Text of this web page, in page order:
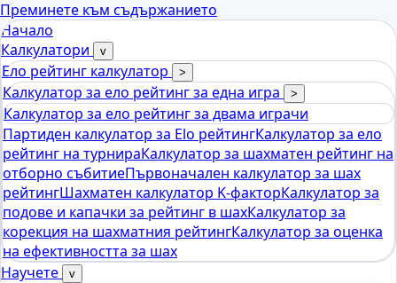
Преминете към съдържанието
Начало
Калкулатори
v
Ело рейтинг калкулатор >
Калкулатор за ело рейтинг за една игра >
Калкулатор за ело рейтинг за двама играчи
Партиден калкулатор за Elo рейтингКалкулатор за ело
рейтинг на турнираКалкулатор за шахматен рейтинг на
отборно събитиеПървоначален калкулатор за шах
рейтингШахматен калкулатор K-факторКалкулатор за
подове и капачки за рейтинг в шахКалкулатор за
корекция на шахматния рейтингКалкулатор за оценка
на ефективността за шах
Научете
v